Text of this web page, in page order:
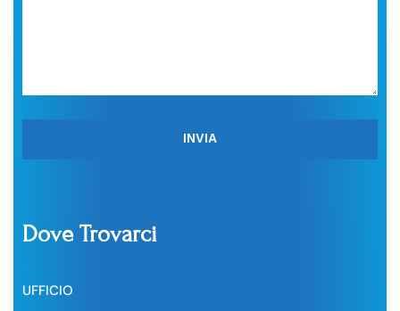
Dove Trovarci
UFFICIO